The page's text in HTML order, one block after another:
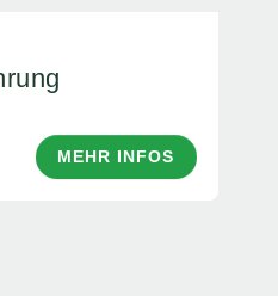
MEHR INFOS